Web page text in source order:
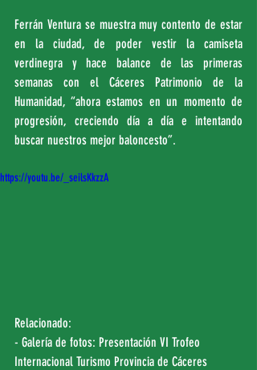
Ferrán Ventura se muestra muy contento de estar
en la ciudad, de poder vestir la camiseta
verdinegra y hace balance de las primeras
semanas con el Cáceres Patrimonio de la
Humanidad, “ahora estamos en un momento de
progresión, creciendo día a día e intentando
buscar nuestros mejor baloncesto”.
https://youtu.be/_seilsKkzzA
Relacionado:
- Galería de fotos: Presentación VI Trofeo
Internacional Turismo Provincia de Cáceres